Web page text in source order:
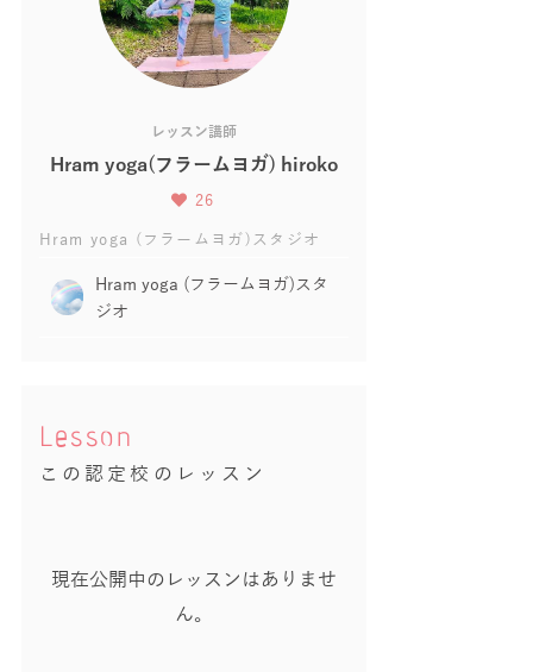
レッスン講師
Hram yoga(フラームヨガ) hiroko
26
Hram yoga (フラームヨガ)スタジオ
Hram yoga (フラームヨガ)スタ
ジオ
Lesson
この認定校のレッスン
現在公開中のレッスンはありませ
ん。